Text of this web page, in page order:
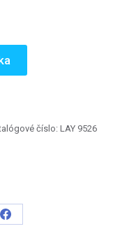
číslo: LAY 9526
Zdieľať